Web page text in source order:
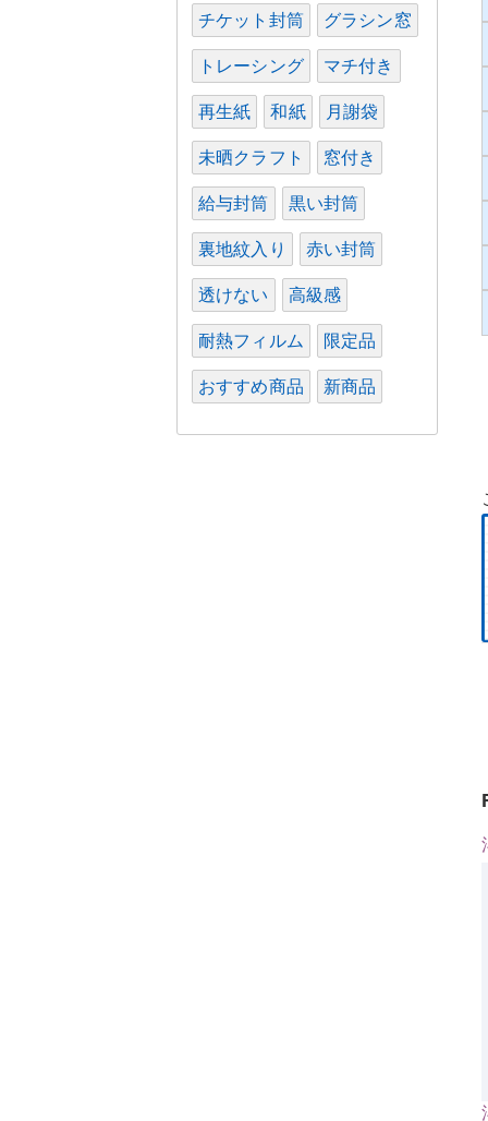
チケット封筒 グラシン窓
トレーシング マチ付き
再生紙 和紙 月謝袋
未晒クラフト 窓付き
給与封筒 黒い封筒
裏地紋入り 赤い封筒
透けない 高級感
耐熱フィルム 限定品
おすすめ商品 新商品